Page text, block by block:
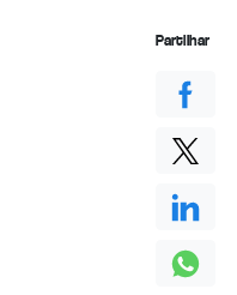
Partilhar